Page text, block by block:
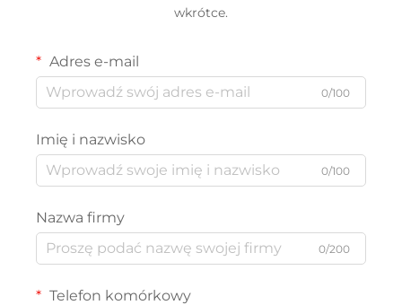
wkrótce.
Adres e-mail
0/100
Imię i nazwisko
0/100
Nazwa firmy
0/200
Telefon komórkowy